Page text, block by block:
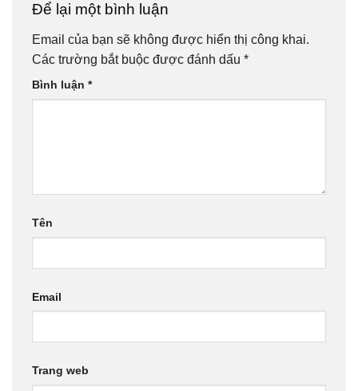
Để lại một bình luận
Email của bạn sẽ không được hiển thị công khai.
Các trường bắt buộc được đánh dấu *
Bình luận *
Tên
Email
Trang web